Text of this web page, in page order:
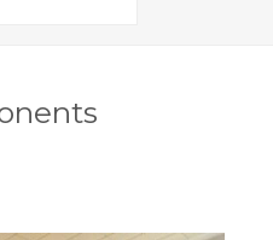
La Nucia
l'escola